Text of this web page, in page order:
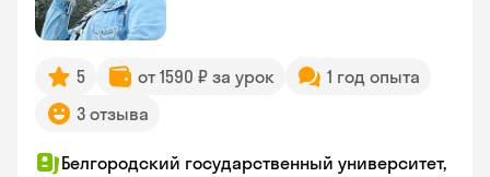
5 от 1590 ₽ за урок
1 год опыта
3 отзыва
Белгородский государственный университет,